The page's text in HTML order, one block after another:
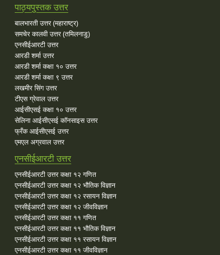
पाठ्यपुस्तक उत्तर
बालभारती उत्तर (महाराष्ट्र)
समचेर कालवी उत्तर (तमिलनाडु)
एनसीईआरटी उत्तर
आरडी शर्मा उत्तर
आरडी शर्मा कक्षा १० उत्तर
आरडी शर्मा कक्षा ९ उत्तर
लखमीर सिंग उत्तर
टीएस ग्रेवाल उत्तर
आईसीएसई कक्षा १० उत्तर
सेलिना आईसीएसई कॉनसाइस उत्तर
फ्रँक आईसीएसई उत्तर
एमएल अग्रवाल उत्तर
एनसीईआरटी उत्तर
एनसीईआरटी उत्तर कक्षा १२ गणित
एनसीईआरटी उत्तर कक्षा १२ भौतिक विज्ञान
एनसीईआरटी उत्तर कक्षा १२ रसायन विज्ञान
एनसीईआरटी उत्तर कक्षा १२ जीवविज्ञान
एनसीईआरटी उत्तर कक्षा ११ गणित
एनसीईआरटी उत्तर कक्षा ११ भौतिक विज्ञान
एनसीईआरटी उत्तर कक्षा ११ रसायन विज्ञान
एनसीईआरटी उत्तर कक्षा ११ जीवविज्ञान